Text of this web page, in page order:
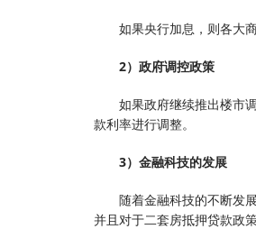
如果央行加息，则各大
2）政府调控政策
如果政府继续推出楼市
款利率进行调整。
3）金融科技的发展
随着金融科技的不断发
并且对于二套房抵押贷款政